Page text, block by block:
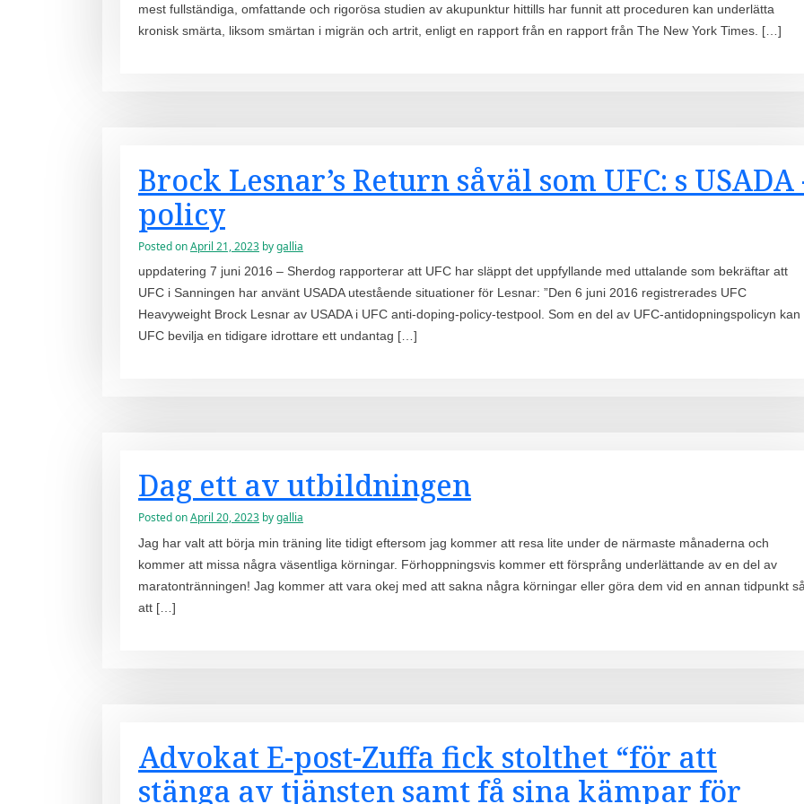
mest fullständiga, omfattande och rigorösa studien av akupunktur hittills har funnit att proceduren kan underlätta
kronisk smärta, liksom smärtan i migrän och artrit, enligt en rapport från en rapport från The New York Times. […]
Brock Lesnar’s Return såväl som UFC: s USADA
policy
Posted onApril 21, 2023 bygallia
uppdatering 7 juni 2016 – Sherdog rapporterar att UFC har släppt det uppfyllande med uttalande som bekräftar att
UFC i Sanningen har använt USADA utestående situationer för Lesnar: ”Den 6 juni 2016 registrerades UFC
Heavyweight Brock Lesnar av USADA i UFC anti-doping-policy-testpool. Som en del av UFC-antidopningspolicyn kan
UFC bevilja en tidigare idrottare ett undantag […]
Dag ett av utbildningen
Posted onApril 20, 2023 bygallia
Jag har valt att börja min träning lite tidigt eftersom jag kommer att resa lite under de närmaste månaderna och
kommer att missa några väsentliga körningar. Förhoppningsvis kommer ett försprång underlättande av en del av
maratontränningen! Jag kommer att vara okej med att sakna några körningar eller göra dem vid en annan tidpunkt
att […]
Advokat E-post-Zuffa fick stolthet “för att
stänga av tjänsten samt få sina kämpar för